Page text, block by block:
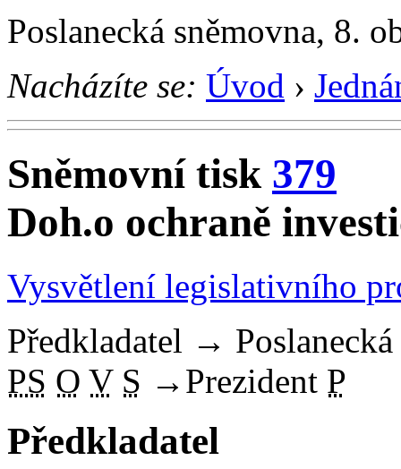
Poslanecká sněmovna, 8.
Nacházíte se: Úvod ›
Sněmovní tisk 379
Doh.o ochraně
Vysvětlení legislativního
Předkladatel →
PS O V S → Prezident P
Předkladatel